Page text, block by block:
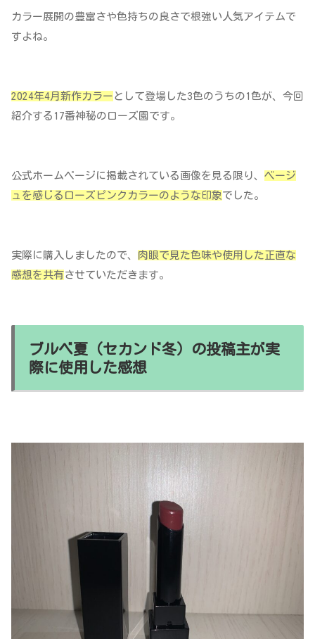
カラー展開の豊富さや色持ちの良さで根強い人気アイテムで
すよね。
2024年4月新作カラー として登場した3色のうちの1色が、今回
紹介する17番神秘のローズ園です。
公式ホームページに掲載されている画像を見る限り、 ベージ
ュを感じるローズピンクカラーのような印象 でした。
実際に購入しましたので、 肉眼で見た色味や使用した 正直な
感想を共有させていただきます。
ブルベ夏（セカンド冬）の投稿主が実
際に使用した感想